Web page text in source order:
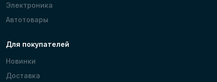
Электроника
Автотовары
Для покупателей
Новинки
Доставка